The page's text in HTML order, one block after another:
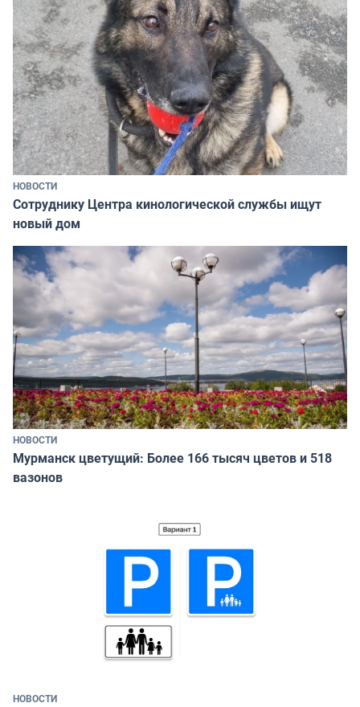
НОВОСТИ
Сотруднику Центра кинологической службы ищут
новый дом
НОВОСТИ
Мурманск цветущий: Более 166 тысяч цветов и 518
вазонов
НОВОСТИ